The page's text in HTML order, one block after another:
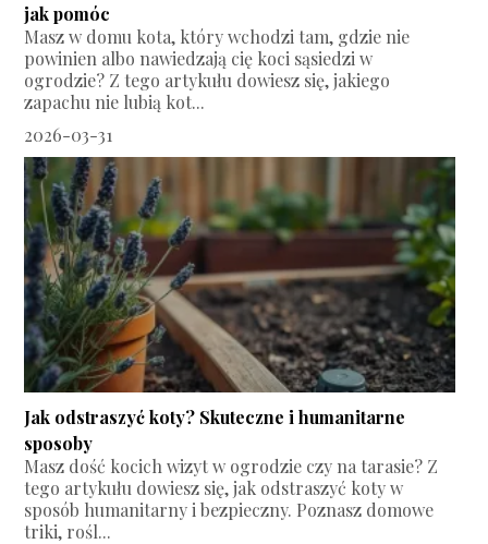
jak pomóc
Masz w domu kota, który wchodzi tam, gdzie nie
powinien albo nawiedzają cię koci sąsiedzi w
ogrodzie? Z tego artykułu dowiesz się, jakiego
zapachu nie lubią kot...
2026-03-31
Jak odstraszyć koty? Skuteczne i humanitarne
sposoby
Masz dość kocich wizyt w ogrodzie czy na tarasie? Z
tego artykułu dowiesz się, jak odstraszyć koty w
sposób humanitarny i bezpieczny. Poznasz domowe
triki, rośl...